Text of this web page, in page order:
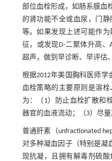
部位血栓形成，如肠系膜血
的肾功能不全或血尿，门
等。如果发现上述可能作
征，或发现D-二聚体升高、
超声，做到早诊断、早评估
根据2012年美国胸科医师学
血栓策略的主要原则是溶
为：（1）防止血栓扩散和
器官的血液流动；（3）尽量
普通肝素（unfractionated
对多种凝血因子（特别是凝
现抗凝，且拥有解毒剂硫